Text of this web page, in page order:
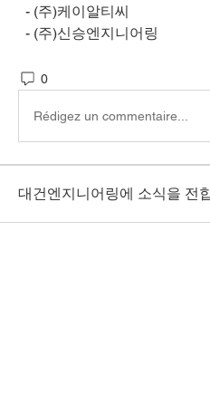
  - (주)케이알티씨
  - (주)신승엔지니어링
0
Rédigez un commentaire...
대건엔지니어링에 소식을 전